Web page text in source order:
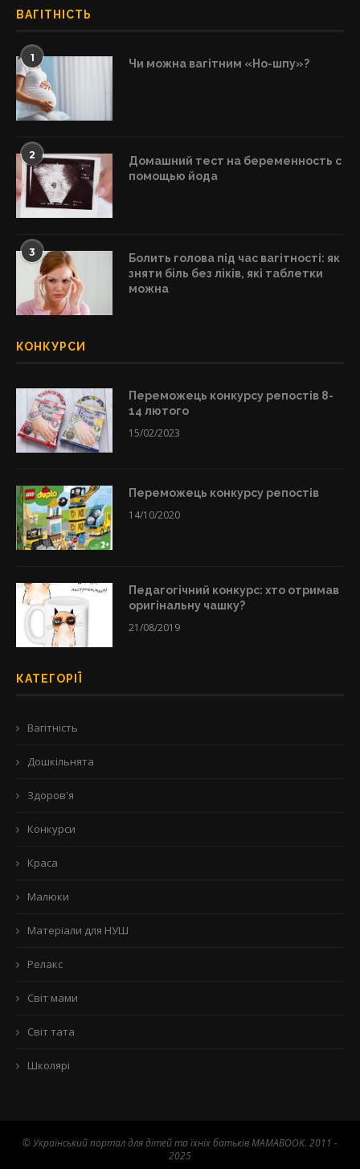
ВАГІТНІСТЬ
1 Чи можна вагітним «Но-шпу»?
2
Домашний тест на беременность с
помощью йода
3
Болить голова під час вагітності: як
зняти біль без ліків, які таблетки
можна
КОНКУРСИ
Переможець конкурсу репостів 8-
14 лютого
15/02/2023
Переможець конкурсу репостів
14/10/2020
Педагогічний конкурс: хто отримав
оригінальну чашку?
21/08/2019
КАТЕГОРІЇ
Вагітність
Дошкільнята
Здоров'я
Конкурси
Краса
Малюки
Матеріали для НУШ
Релакс
Світ мами
Світ тата
Школярі
© Український портал для дітей та їхніх батьків MAMABOOK. 2011 -
2025